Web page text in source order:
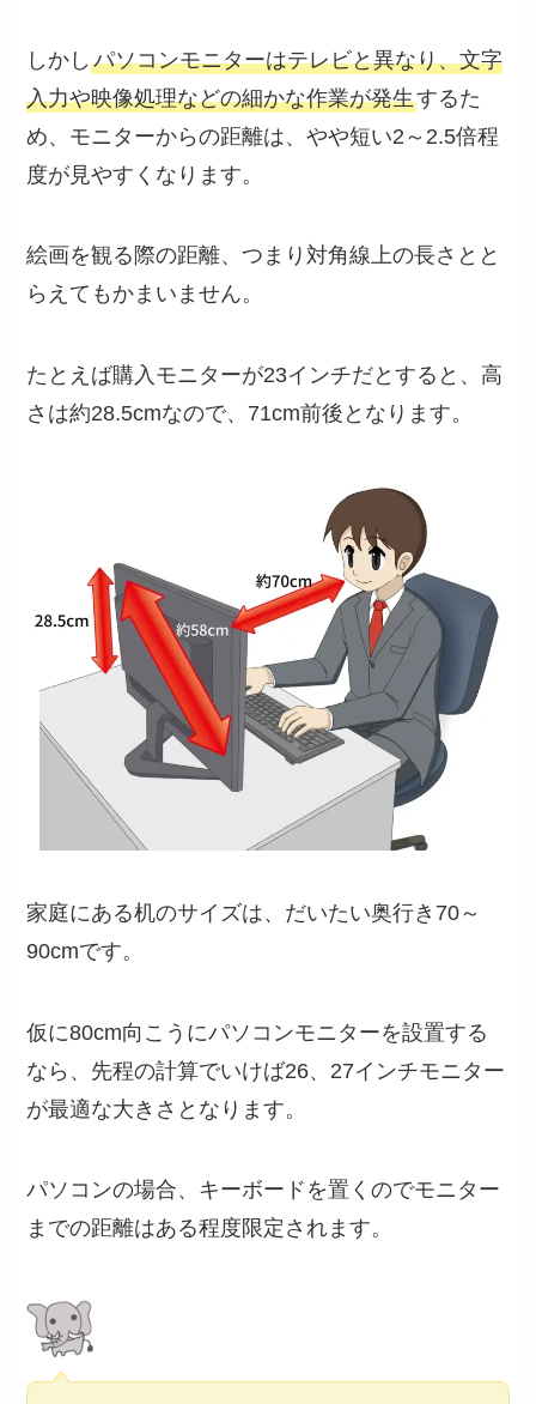
しかしパソコンモニターはテレビと異なり、文字
入力や映像処理などの細かな作業が発生するた
め、モニターからの距離は、やや短い2～2.5倍程
度が見やすくなります。
絵画を観る際の距離、つまり対角線上の長さとと
らえてもかまいません。
たとえば購入モニターが23インチだとすると、高
さは約28.5cmなので、71cm前後となります。
家庭にある机のサイズは、だいたい奥行き70～
90cmです。
仮に80cm向こうにパソコンモニターを設置する
なら、先程の計算でいけば26、27インチモニター
が最適な大きさとなります。
パソコンの場合、キーボードを置くのでモニター
までの距離はある程度限定されます。